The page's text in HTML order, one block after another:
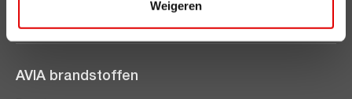
Weigeren
AVIA brandstoffen